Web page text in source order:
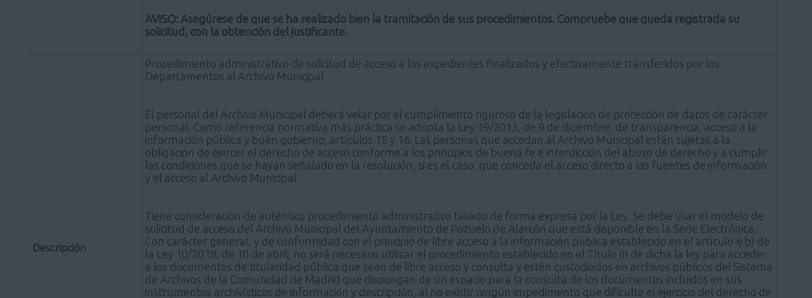
AVISO: Asegúrese de que se ha realizado bien la tramitación de sus procedimientos. Compruebe que queda registrada su
solicitud, con la obtención del justificante.
Descripción
Procedimiento administrativo de solicitud de acceso a los expedientes finalizados y efectivamente transferidos por los
Departamentos al Archivo Municipal.
El personal del Archivo Municipal deberá velar por el cumplimiento riguroso de la legislación de protección de datos de carácter
personal. Como referencia normativa más práctica se adopta la Ley 19/2013, de 9 de diciembre, de transparencia, acceso a la
información pública y buen gobierno, artículos 15 y 16. Las personas que accedan al Archivo Municipal están sujetas a la
obligación de ejercer el derecho de acceso conforme a los principios de buena fe e interdicción del abuso de derecho y a cumplir
las condiciones que se hayan señalado en la resolución, si es el caso, que conceda el acceso directo a las fuentes de información
y el acceso al Archivo Municipal.
Tiene consideración de auténtico procedimiento administrativo tasado de forma expresa por la Ley. Se debe usar el modelo de
solicitud de acceso del Archivo Municipal del Ayuntamiento de Pozuelo de Alarcón que está disponible en la Sede Electrónica.
Con carácter general, y de conformidad con el principio de libre acceso a la información pública establecido en el artículo 6 b) de
la Ley 10/2019, de 10 de abril, no será necesario utilizar el procedimiento establecido en el Título III de dicha la ley para acceder
a los documentos de titularidad pública que sean de libre acceso y consulta y estén custodiados en archivos públicos del Sistema
de Archivos de la Comunidad de Madrid que dispongan de un espacio para la consulta de los documentos incluidos en sus
instrumentos archivísticos de información y descripción, al no existir ningún impedimento que dificulte el ejercicio del derecho de